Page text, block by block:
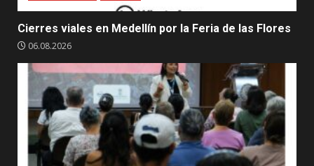
Cierres viales en Medellín por la Feria de las Flores
06.08.2026